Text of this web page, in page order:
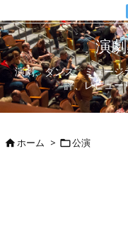
演
演劇、ダンス、ミュー
評、レビュー
ホーム > 公演